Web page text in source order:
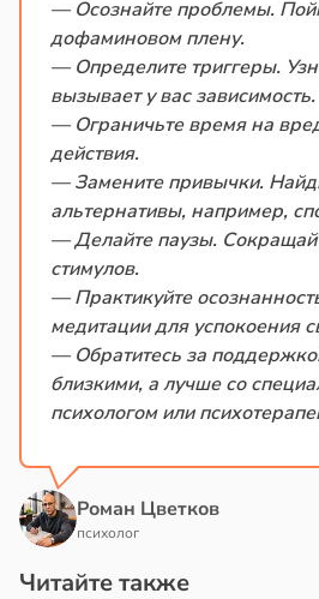
— Осознайте проблемы.
дофаминовом плену.
— Определите триггеры.
вызывает у вас зависимость.
— Ограничьте время на
действия.
— Замените привычки.
альтернативы, например,
— Делайте паузы.
стимулов.
— Практикуйте
медитации для успокоения
— Обратитесь за
близкими, а лучше со
психологом или
Роман Цветков
психолог
Читайте также